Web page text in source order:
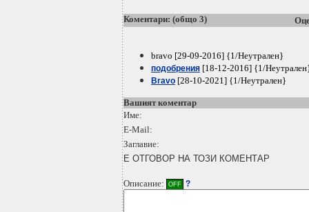
Коментари: (общо 3)
bravo [29-09-2016] {1/Неутрален}
подобрения [18-12-2016] {1/
Bravo [28-10-2021] {1/Неутрален}
Вашият коментар
Име:
E-Mail:
Заглавие:
Е ОТГОВОР НА ТОЗИ КОМЕНТАР
Описание: OFF ?